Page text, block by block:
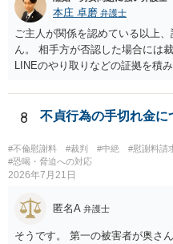
いるのであれば，どのような内
書士との協議になると思います
の見極めや，相手方は性交類似
定しているのかによって，考え
あれば，本人（行政書士でも同
り変わらないように思います。
もよいように思いますが，ゼロ
しかなくなるようにも思います
談して進めることを検討した方が
本庄 卓磨 弁護士
ご主人が関係を認めている以上
ん。 相手方が否認した場合には
LINEのやり取りなどの証拠を積
個別の事情によりますので、お
すめします。
8 不貞行為の手切れ金に
#不倫慰謝料 #裁判 #中絶 #慰謝料請
#恐喝・脅迫への対応
2026年7月21日
匿名A 弁護士
そうです。 第一の被害者が奥さ